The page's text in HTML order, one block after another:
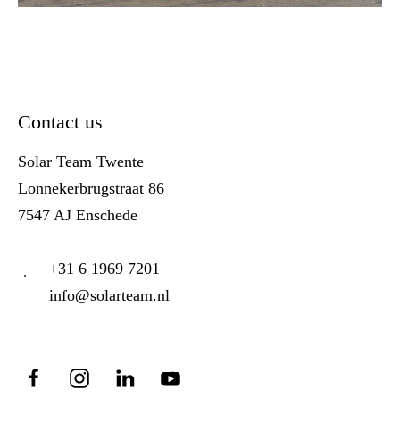
Contact us
Solar Team Twente
Lonnekerbrugstraat 86
7547 AJ Enschede
+31 6 1969 7201
info@solarteam.nl